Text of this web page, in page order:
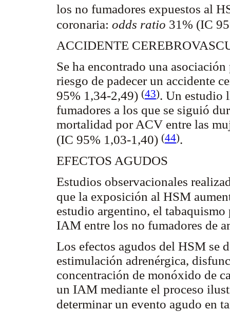
los no fumadores expuestos al
coronaria: odds ratio 31% (IC
ACCIDENTE
Se ha encontrado una
riesgo de padecer un accidente
95% 1,34-2,49) (43). Un estudio
fumadores a los que se siguió
mortalidad por ACV entre las
(IC 95% 1,03-1,40) (44).
EFECTOS AGUDOS
Estudios observacionales
que la exposición al HSM
estudio argentino, el
IAM entre los no fumadores de
Los efectos agudos del HSM se
estimulación adrenérgica,
concentración de monóxido de
un IAM mediante el proceso
determinar un evento agudo en